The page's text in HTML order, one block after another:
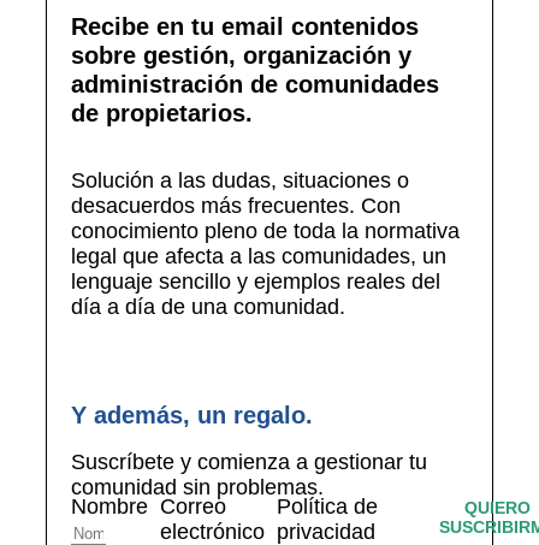
Recibe en tu email contenidos
sobre gestión, organización y
administración de comunidades
de propietarios.
Solución a las dudas, situaciones o
desacuerdos más frecuentes. Con
conocimiento pleno de toda la normativa
legal que afecta a las comunidades, un
lenguaje sencillo y ejemplos reales del
día a día de una comunidad.
Y además, un regalo.
Suscríbete y comienza a gestionar tu
comunidad sin problemas.
Nombre Correo
electrónico
Política de
privacidad
QUIERO